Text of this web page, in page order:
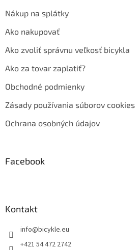
Nákup na splátky
Ako nakupovať
Ako zvoliť správnu veľkosť bicykla
Ako za tovar zaplatiť?
Obchodné podmienky
Zásady používania súborov cookies
Ochrana osobných údajov
Facebook
Kontakt
info@bicykle.eu
+421 54 472 2742